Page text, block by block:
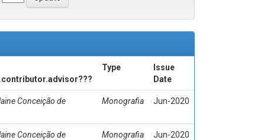
Type
Issue
Date
Conceição de Monografia Jun-2020
Conceição de Monografia Jun-2020